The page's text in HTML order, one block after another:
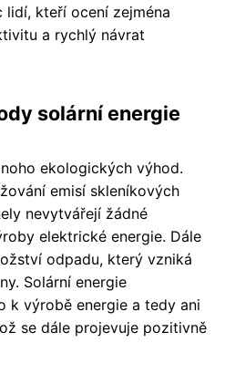
kteří ocení zejména
a rychlý návrat
solární energie
ekologických výhod.
emisí skleníkových
nevytvářejí žádné
elektrické energie. Dále
odpadu, který vzniká
Solární energie
k výrobě energie a tedy ani
se dále projevuje pozitivně